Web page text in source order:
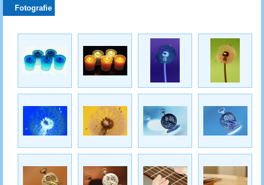
Fotografie